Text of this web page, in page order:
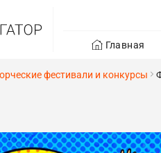
Главная
фестивали и конкурсы